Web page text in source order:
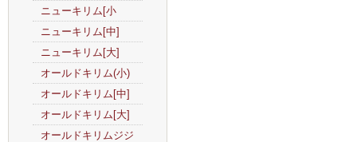
ニューキリム[小
ニューキリム[中]
ニューキリム[大]
オールドキリム(小)
オールドキリム[中]
オールドキリム[大]
オールドキリムジジ